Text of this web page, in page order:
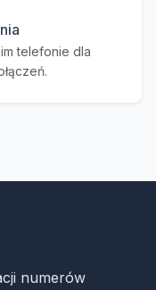
telefonie dla
numerów